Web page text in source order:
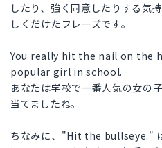
したり、強く同意したりする気
しくだけたフレーズです。
You really hit the nail on the
popular girl in school.
あなたは学校で一番人気の女の
当てましたね。
ちなみに、"Hit the bullseye."